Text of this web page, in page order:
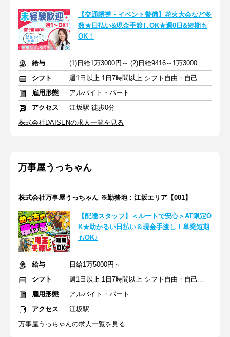
【交通誘導・イベント警備】花火大会など多
数★日払い&現金手渡しOK★週0日&短期も
OK！
給与
(1)日給1万3000円～ (2)日給9416～1万3000円 +交通費全額
シフト
週1日以上 1日7時間以上 シフト自由・自己申告
雇用形態
アルバイト・パート
アクセス
江坂駅 徒歩0分
株式会社DAISENの求人一覧を見る
万事屋うっちゃん
株式会社万事屋うっちゃん ※勤務地：江坂エリア【001】
【配達スタッフ】＜ルートで安心＞AT限定O
K★助かるい日払い＆現金手渡し！単発短期
もOK♪
給与
日給1万5000円～
シフト
週1日以上 1日7時間以上 シフト自由・自己申告
雇用形態
アルバイト・パート
アクセス
江坂駅
万事屋うっちゃんの求人一覧を見る